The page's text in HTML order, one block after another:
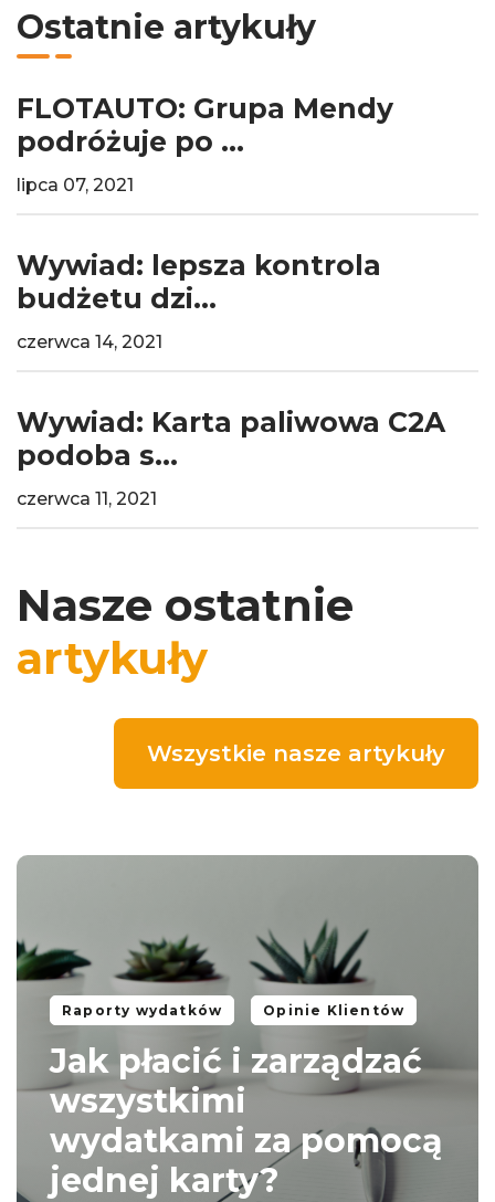
Ostatnie artykuły
FLOTAUTO: Grupa Mendy
podróżuje po ...
lipca 07, 2021
Wywiad: lepsza kontrola
budżetu dzi...
czerwca 14, 2021
Wywiad: Karta paliwowa C2A
podoba s...
czerwca 11, 2021
Nasze ostatnie
artykuły
Wszystkie nasze artykuły
Raporty wydatków Opinie Klientów
Jak płacić i zarządzać
wszystkimi
wydatkami za pomocą
jednej karty?